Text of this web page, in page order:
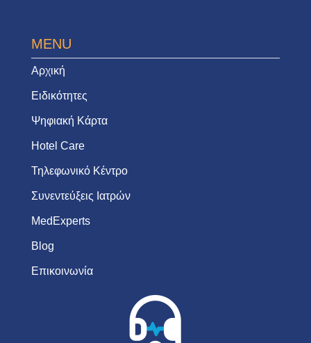
MENU
Αρχική
Ειδικότητες
Ψηφιακή Κάρτα
Hotel Care
Τηλεφωνικό Κέντρο
Συνεντεύξεις Ιατρών
MedExperts
Blog
Επικοινωνία